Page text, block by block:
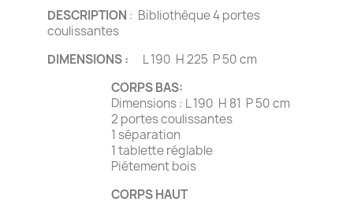
DESCRIPTION : Bibliothèque 4 portes
coulissantes
DIMENSIONS : L 190 H 225 P 50 cm
CORPS BAS:
Dimensions : L 190 H 81 P 50 cm
2 portes coulissantes
1 séparation
1 tablette réglable
Piétement bois
CORPS HAUT